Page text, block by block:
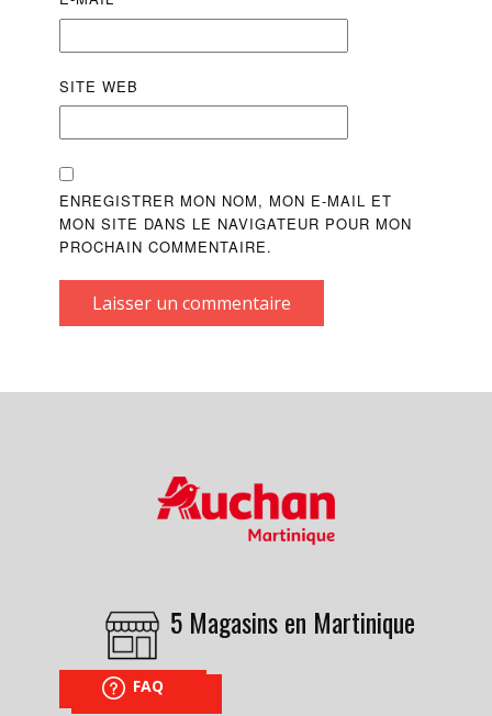
SITE WEB
ENREGISTRER MON NOM, MON E-MAIL ET
MON SITE DANS LE NAVIGATEUR POUR MON
PROCHAIN COMMENTAIRE.
Laisser un commentaire
5 Magasins en Martinique
NOUS TROUVER
FAQ